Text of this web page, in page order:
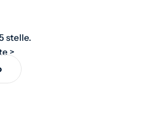
stelle.
>